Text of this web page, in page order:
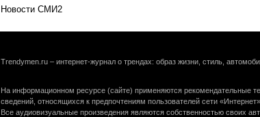
Новости СМИ2
Trendymen.ru – интернет-журнал о трендах: образ жизни, стиль,
На информационном ресурсе (сайте) применяются рекомендательные
сведений, относящихся к предпочтениям пользователей сети
Все аудиовизуальные произведения являются собственностью своих